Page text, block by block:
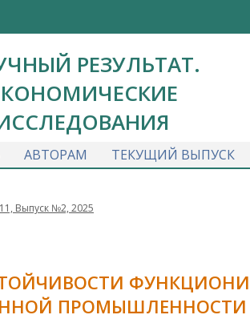
РЕЗУЛЬТАТ.
АВТОРАМ ТЕКУЩИЙ ВЫПУСК
Выпуск №2, 2025
ПРОМЫШЛЕННОСТИ